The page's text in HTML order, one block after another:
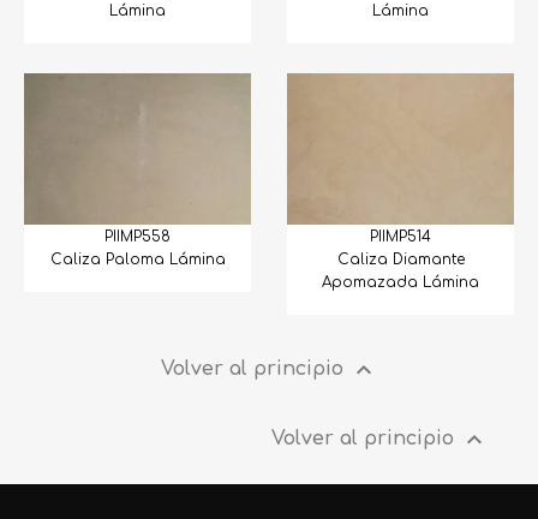
Lámina
Lámina
PIIMP558
Caliza Paloma Lámina
PIIMP514
Caliza Diamante
Apomazada Lámina
Volver al principio 
Volver al principio 